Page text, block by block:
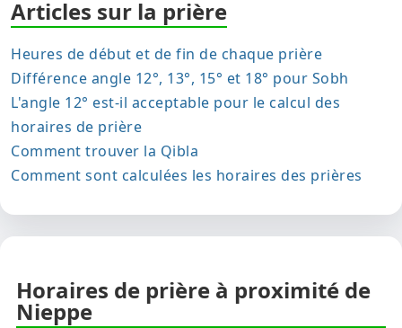
Articles sur la prière
Heures de début et de fin de chaque prière
Différence angle 12°, 13°, 15° et 18° pour Sobh
L'angle 12° est-il acceptable pour le calcul des
horaires de prière
Comment trouver la Qibla
Comment sont calculées les horaires des prières
Horaires de prière à proximité de
Nieppe